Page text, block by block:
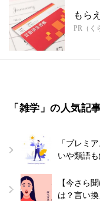
もら
PR（く
「雑学」の人気記
「プレミ
いや類語
【今さら
は？言い